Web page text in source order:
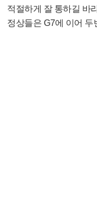
적절하게 잘 통하길 바
정상들은 G7에 이어